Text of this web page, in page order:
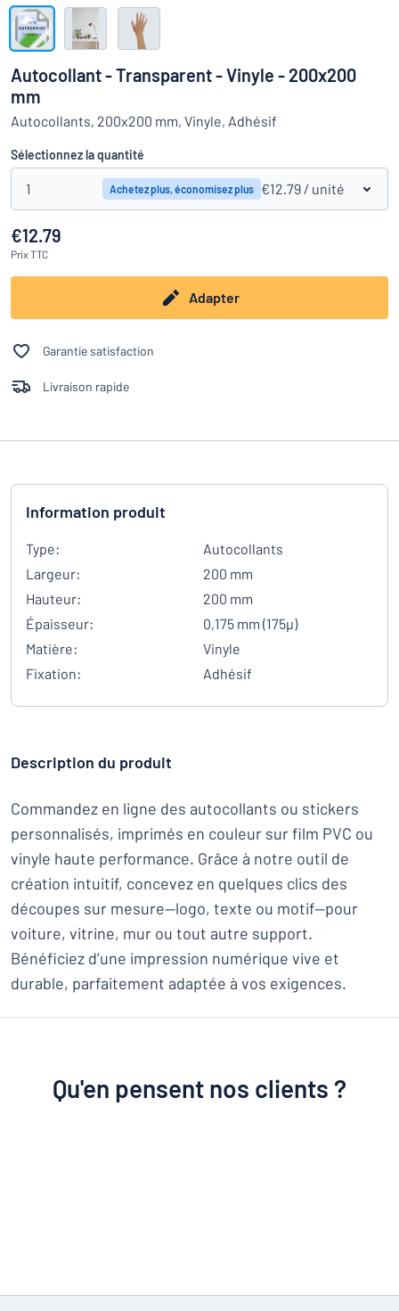
parvenez pas à trouver ce que vous cherchez ?
travail
Montrer toutes les catégories
Demande
devis
Se
connecter
Service
clients
Entreprise
Autocollant - Transparent - Vinyle - 200x200
mm
Autocollants, 200x200 mm, Vinyle, Adhésif
Sélectionnez la quantité
1 Achetez plus, économisez plus €12.79 / unité
€12.79
PrixTTC
Adapter
Garantie satisfaction
Livraison rapide
Information produit
Type:
Autocollants
Largeur:
200 mm
Hauteur:
200 mm
Épaisseur:
0,175 mm (175µ)
Matière:
Vinyle
Fixation:
Adhésif
Description du produit
Commandez en ligne des autocollants ou stickers
personnalisés, imprimés en couleur sur film PVC ou
vinyle haute performance. Grâce à notre outil de
création intuitif, concevez en quelques clics des
découpes sur mesure—logo, texte ou motif—pour
voiture, vitrine, mur ou tout autre support.
Bénéficiez d’une impression numérique vive et
durable, parfaitement adaptée à vos exigences.
Qu'en pensent nos clients ?